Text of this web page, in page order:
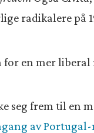
radikalere på
en mer
seg frem til en
av